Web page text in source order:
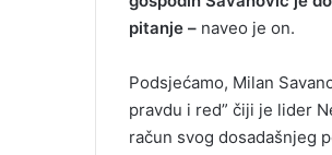
pitanje – naveo je on.
Podsjećamo, Milan
pravdu i red” čiji je lider
račun svog dosadašnjeg